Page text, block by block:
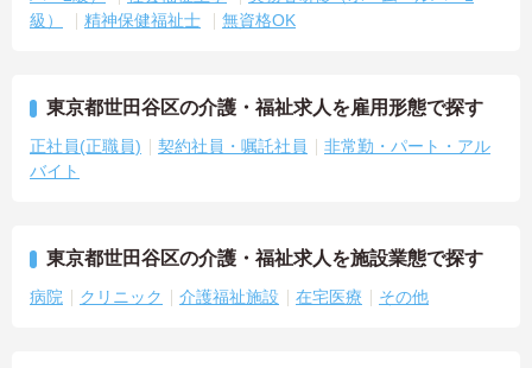
級）
精神保健福祉士 無資格OK
東京都世田谷区の介護・福祉求人を雇用形態で探す
正社員(正職員) 契約社員・嘱託社員
非常勤・パート・アル
バイト
東京都世田谷区の介護・福祉求人を施設業態で探す
病院 クリニック 介護福祉施設 在宅医療 その他